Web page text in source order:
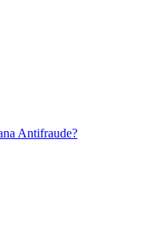
Antifraude?